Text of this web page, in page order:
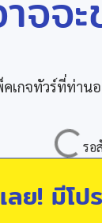
คเกจทัวร์ที่ท่า
ลย! มีโป